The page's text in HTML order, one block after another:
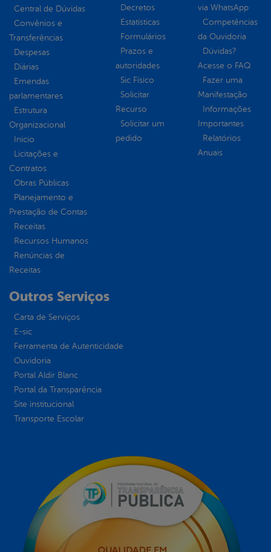
Central de Dúvidas
Convênios e
Transferências
Despesas
Diárias
Emendas
parlamentares
Estrutura
Organizacional
Inicio
Licitações e
Contratos
Obras Públicas
Planejamento e
Prestação de Contas
Receitas
Recursos Humanos
Renúncias de
Receitas
Decretos
Estatísticas
Formulários
Prazos e
autoridades
Sic Físico
Solicitar
Recurso
Solicitar um
pedido
via WhatsApp
Competências
da Ouvidoria
Dúvidas?
Acesse o FAQ
Fazer uma
Manifestação
Informações
Importantes
Relatórios
Anuais
Outros Serviços
Carta de Serviços
E-sic
Ferramenta de Autenticidade
Ouvidoria
Portal Aldir Blanc
Portal da Transparência
Site institucional
Transporte Escolar